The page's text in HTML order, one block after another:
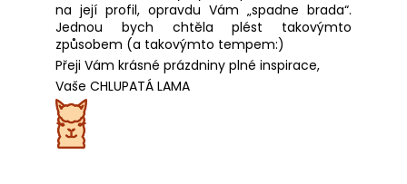
na její profil, opravdu Vám „spadne brada“.
Jednou bych chtěla plést takovýmto
způsobem (a takovýmto tempem:)
Přeji Vám krásné prázdniny plné inspirace,
Vaše CHLUPATÁ LAMA